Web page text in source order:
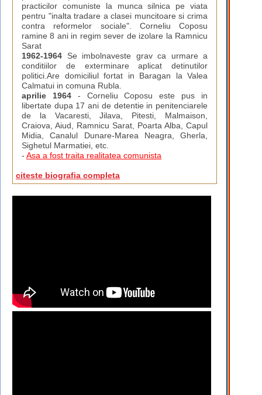
practicilor comuniste la munca silnica pe viata
pentru "inalta tradare a clasei muncitoare si crima
contra reformelor sociale". Corneliu Coposu
ramine 8 ani in regim sever de izolare la Ramnicu
Sarat
1962-1964 Se imbolnaveste grav ca urmare a
conditiilor de exterminare aplicat detinutilor
politici.Are domiciliul fortat in Baragan la Valea
Calmatui in comuna Rubla.
aprilie 1964- Corneliu Coposu este pus in
libertate dupa 17 ani de detentie in penitenciarele
de la Vacaresti, Jilava, Pitesti, Malmaison,
Craiova, Aiud, Ramnicu Sarat, Poarta Alba, Capul
Midia, Canalul Dunare-Marea Neagra, Gherla,
Sighetul Marmatiei, etc.
- Asa a fost traita realitatea comunista
citeste biografia completa